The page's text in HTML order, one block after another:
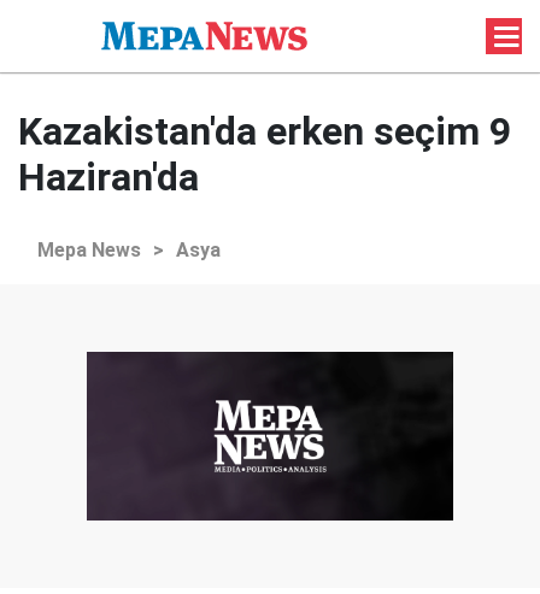
Kazakistan'da erken seçim 9
Haziran'da
Mepa News > Asya